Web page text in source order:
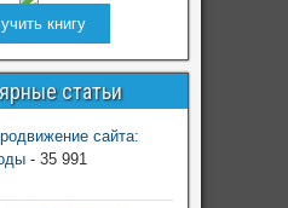
книгу
статьи
сайта:
- 35 991